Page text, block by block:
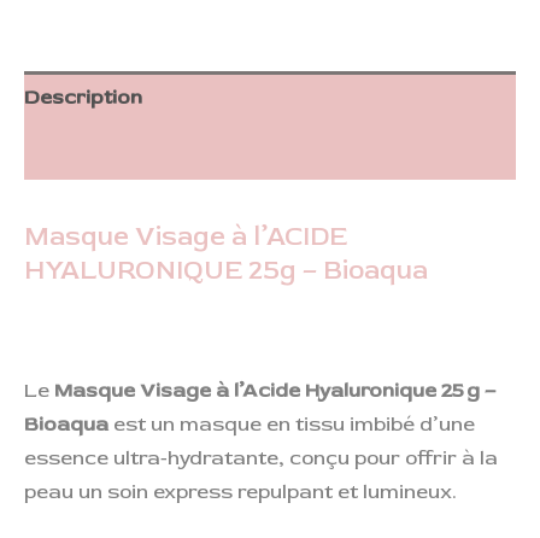
Description
Masque Visage à l’ACIDE
HYALURONIQUE 25g – Bioaqua
Le Masque Visage à l’Acide Hyaluronique 25 g –
Bioaqua est un masque en tissu imbibé d’une
essence ultra‑hydratante, conçu pour offrir à la
peau un soin express repulpant et lumineux.